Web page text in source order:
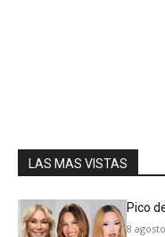
LAS MAS VISTAS
Pico
8